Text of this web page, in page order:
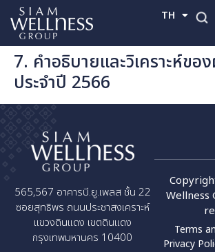
TH
EN
7. คำอธิบายและวิเคราะห์ขอ
ประจำปี 2566
565,567 อาคารบี.ยู.เพลส ชั้น 22
ซอยสุทธิพร ถนนประชาสงเคราะห์
แขวงดินแดง เขตดินแดง
กรุงเทพมหานคร 10400
Wellness
Terms
Privacy